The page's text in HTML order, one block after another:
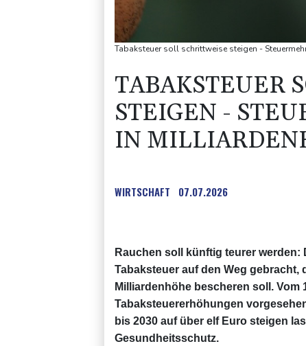
Tabaksteuer soll schrittweise steigen -
TABAKSTEUER
STEIGEN -
IN
WIRTSCHAFT 07.07.2026
Rauchen soll künftig teurer
Tabaksteuer auf den Weg gebracht,
Milliardenhöhe bescheren soll. Vom
Tabaksteuererhöhungen
bis 2030 auf über elf Euro steigen
Gesundheitsschutz.